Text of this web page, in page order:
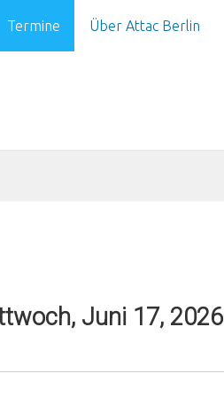
Termine Über Attac Berlin
Juni 17, 2026